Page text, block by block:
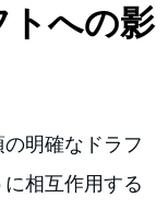
トへの影
明確なドラフ
相互作用する